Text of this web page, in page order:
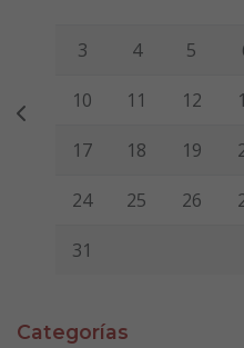
3 4 5
10 11 12
17 18 19
24 25 26
31
Categorías